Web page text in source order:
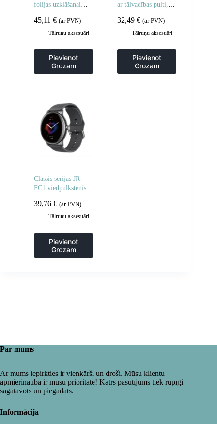
folijas uzklāšanai
45,11 € (ar PVN)
Tālruņu aksesuāri
Pievienot
Grozam
ar tālvadības pulti,
– melna
32,49€ (ar PVN)
Tālruņu aksesuāri
Pievienot
Grozam
Classis sērijas JR-
FC1 viedpulkstenis
funkciju IP68 –
tumši pelēks
39,76 € (ar PVN)
Tālruņu aksesuāri
Pievienot
Grozam
Par mums
Ar mums iepirkties ir vienkārši un droši. Mūsu klientu
apmierinātība ir mūsu prioritāte! Katrs pasūtījums tiek rūpīgi
sagatavots un piegādāts.
Informācija